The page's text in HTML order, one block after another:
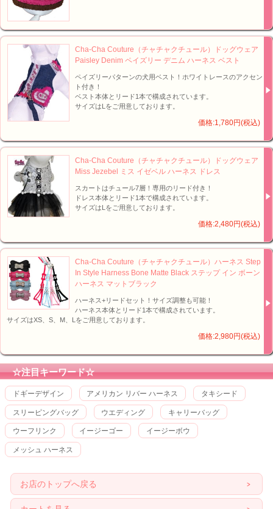
Cha-Cha Couture（チャチャクチュール）ドッグウェア
Paisley Denim ペイズリー デニム ハーネス ベスト
ペイズリーパターンの犬用ベスト！ホワイトレースのアクセン
ト付き！
ベスト本体とリード1本で構成されています。
サイズはLをご用意しております。
価格:1,780円(税込)
Cha-Cha Couture（チャチャクチュール）ドッグウェア
Miss Jezebel ミス イゼベル ハーネス ドレス
スカートはチュール7層！専用のリード付き！
ドレス本体とリード1本で構成されています。
サイズはLをご用意しております。
価格:2,480円(税込)
Cha-Cha Couture（チャチャクチュール）ハーネス Step
In Style Harness Bone Matte Black ステップ イン ボーン
ハーネス マットブラック
ハーネス+リードセット！サイズ調整も可能！
ハーネス本体とリード1本で構成されています。
サイズはXS、S、M、Lをご用意しております。
価格:2,980円(税込)
☆注目キーワード☆
ドギーデザイン アメリカン リバー ハーネス タキシード
スリーピングバッグ ウエディング キャリーバッグ
ウーフリンク イージーゴー イージーボウ
メッシュ ハーネス
お店のトップへ戻る